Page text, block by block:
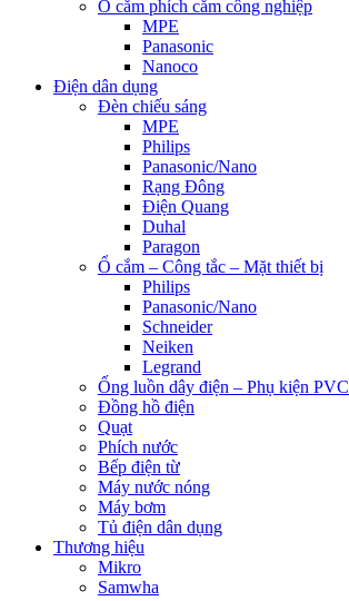
Ổ cắm phích cắm công nghiệp
MPE
Panasonic
Nanoco
Điện dân dụng
Đèn chiếu sáng
MPE
Philips
Panasonic/Nano
Rạng Đông
Điện Quang
Duhal
Paragon
Ổ cắm – Công tắc – Mặt thiết bị
Philips
Panasonic/Nano
Schneider
Neiken
Legrand
Ống luồn dây điện – Phụ kiện PVC
Đồng hồ điện
Quạt
Phích nước
Bếp điện từ
Máy nước nóng
Máy bơm
Tủ điện dân dụng
Thương hiệu
Mikro
Samwha